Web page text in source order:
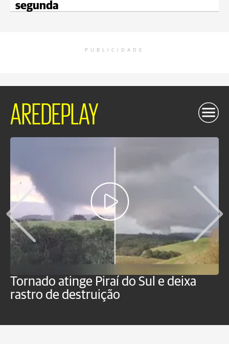
segunda
PUBLICIDADE
AREDEPLAY
Tornado atinge Piraí do Sul e deixa
rastro de destruição